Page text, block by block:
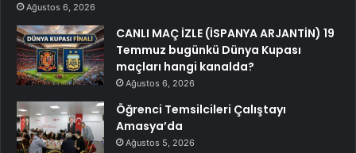
Ağustos 6, 2026
CANLI MAÇ İZLE (İSPANYA ARJANTİN) 19
Temmuz bugünkü Dünya Kupası
maçları hangi kanalda?
Ağustos 6, 2026
Öğrenci Temsilcileri Çalıştayı
Amasya’da
Ağustos 5, 2026